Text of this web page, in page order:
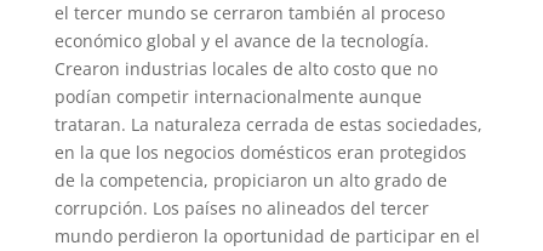
el tercer mundo se cerraron también al proceso
económico global y el avance de la tecnología.
Crearon industrias locales de alto costo que no
podían competir internacionalmente aunque
trataran. La naturaleza cerrada de estas sociedades,
en la que los negocios domésticos eran protegidos
de la competencia, propiciaron un alto grado de
corrupción. Los países no alineados del tercer
mundo perdieron la oportunidad de participar en el